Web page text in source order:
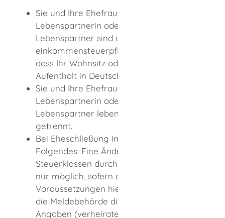
Sie und Ihre Ehefrau oder
Lebenspartnerin oder Ihr Ehemann oder
Lebenspartner sind unbeschränkt
einkommensteuerpflichtig. Das bedeutet,
dass Ihr Wohnsitz oder Ihr gewöhnlicher
Aufenthalt in Deutschland liegt.
Sie und Ihre Ehefrau oder
Lebenspartnerin oder Ihr Ehemann oder
Lebenspartner leben nicht dauernd
getrennt.
Bei Eheschließung im Ausland gilt
Folgendes: Eine Änderung der
Steuerklassen durch das Finanzamt ist
nur möglich, sofern die rechtlichen
Voraussetzungen hierfür vorliegen und
die Meldebehörde die entsprechenden
Angaben (verheiratet) im System erfasst